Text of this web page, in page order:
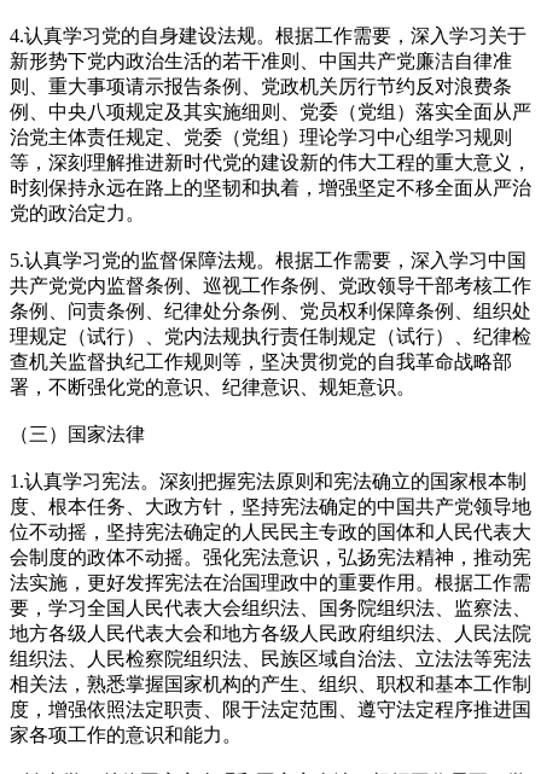
4.认真学习党的自身建设法规。根据工作需要，深入学习关于
新形势下党内政治生活的若干准则、中国共产党廉洁自律准
则、重大事项请示报告条例、党政机关厉行节约反对浪费条
例、中央八项规定及其实施细则、党委（党组）落实全面从严
治党主体责任规定、党委（党组）理论学习中心组学习规则
等，深刻理解推进新时代党的建设新的伟大工程的重大意义，
时刻保持永远在路上的坚韧和执着，增强坚定不移全面从严治
党的政治定力。
5.认真学习党的监督保障法规。根据工作需要，深入学习中国
共产党党内监督条例、巡视工作条例、党政领导干部考核工作
条例、问责条例、纪律处分条例、党员权利保障条例、组织处
理规定（试行）、党内法规执行责任制规定（试行）、纪律检
查机关监督执纪工作规则等，坚决贯彻党的自我革命战略部
署，不断强化党的意识、纪律意识、规矩意识。
（三）国家法律
1.认真学习宪法。深刻把握宪法原则和宪法确立的国家根本制
度、根本任务、大政方针，坚持宪法确定的中国共产党领导地
位不动摇，坚持宪法确定的人民民主专政的国体和人民代表大
会制度的政体不动摇。强化宪法意识，弘扬宪法精神，推动宪
法实施，更好发挥宪法在治国理政中的重要作用。根据工作需
要，学习全国人民代表大会组织法、国务院组织法、监察法、
地方各级人民代表大会和地方各级人民政府组织法、人民法院
组织法、人民检察院组织法、民族区域自治法、立法法等宪法
相关法，熟悉掌握国家机构的产生、组织、职权和基本工作制
度，增强依照法定职责、限于法定范围、遵守法定程序推进国
家各项工作的意识和能力。